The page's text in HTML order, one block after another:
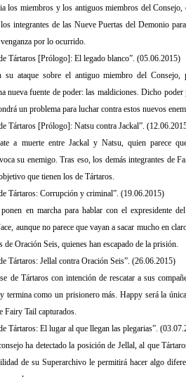
los miembros y los antiguos miembros del
integrantes de las Nueve Puertas del Demonio
por lo ocurrido.
Tártaros [Prólogo]: El legado blanco”. (05.06.2015)
su ataque sobre el antiguo miembro del
nueva fuente de poder: las maldiciones. Dicho poder
un problema para luchar contra estos nuevos
Tártaros [Prólogo]: Natsu contra Jackal”.
a muerte entre Jackal y Natsu, quien parece
su enemigo. Tras eso, los demás integrantes de
que tienen los de Tártaros.
Tártaros: Corrupción y criminal”. (19.06.2015)
en marcha para hablar con el expresidente
aunque no parece que vayan a sacar mucho en
de Oración Seis, quienes han escapado de la prisión.
Tártaros: Jellal contra Oración Seis”. (26.06.2015)
de Tártaros con intención de rescatar a sus
termina como un prisionero más. Happy será la
Fairy Tail capturados.
Tártaros: El lugar al que llegan las plegarias”.
ha detectado la posición de Jellal, al que
de su Superarchivo le permitirá hacer algo